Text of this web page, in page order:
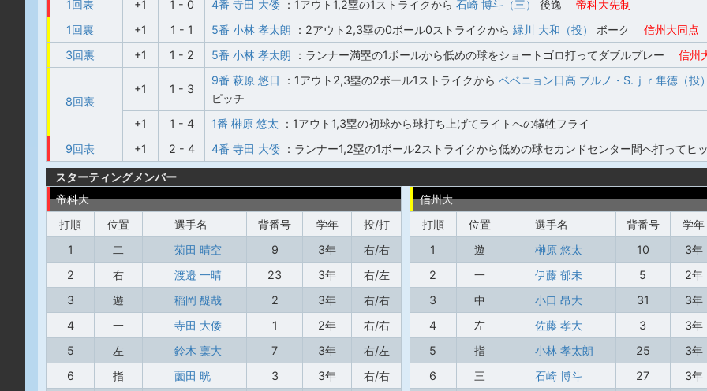
1回表
+1 1 - 0 4番 寺田 大倭 ：1アウト1,2塁の1ストライクから 石崎 博斗（三） 後逸
帝科大先制
1回裏
+1 1 - 1 5番 小林 孝太朗 ：2アウト2,3塁の0ボール0ストライクから 緑川 大和（投） ボーク
信州大同点
3回裏
+1 1 - 2 5番 小林 孝太朗 ：ランナー満塁の1ボールから低めの球をショートゴロ打ってダブルプレー 信州
8回裏
+1 1 - 3
9番 萩原 悠日 ：1アウト2,3塁の2ボール1ストライクから ベベニョン日高 ブルノ・S.ｊｒ隼徳（投
ピッチ
+1
1 - 4 1番 榊原 悠太 ：1アウト1,3塁の初球から球打ち上げてライトへの犠牲フライ
9回表
+1 2 - 4 4番 寺田 大倭 ：ランナー1,2塁の1ボール2ストライクから低めの球セカンドセンター間へ打ってヒ
スターティングメンバー
帝科大
打順
位置 選手名 背番号 学年
投/打
1
二 菊田 晴空 9 3年
右/右
2
右 渡邉 一晴 23 3年
右/左
3
遊 稲岡 醍哉 2 3年
右/右
4
一 寺田 大倭 1 2年
右/右
5
左 鈴木 稟大 7 3年
右/左
6
指 薗田 晄 3 3年
右/右
信州大
打順
位置 選手名 背番号
学年
1
遊 榊原 悠太 10
3年
2
一 伊藤 郁未 5
2年
3
中 小口 昂大 31
3年
4
左 佐藤 孝大 3
3年
5
指 小林 孝太朗 25
3年
6
三 石崎 博斗 27
3年